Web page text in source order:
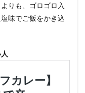
りも、ゴロゴロ入
味でご飯をかき込